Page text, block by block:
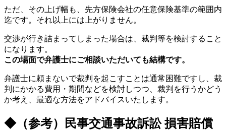
ただ、その上げ幅も、先方保険会社の任意保険基準の範囲内
迄です。それ以上には上がりません。
交渉が行き詰まってしまった場合は、裁判等を検討すること
になります。
この場面で弁護士にご相談いただいても結構です。
弁護士に頼まないで裁判を起こすことは通常困難ですし、裁
判にかかる費用・期間などを検討しつつ、裁判を行うかどう
か考え、最適な方法をアドバイスいたします。
◆（参考）民事交通事故訴訟 損害賠償